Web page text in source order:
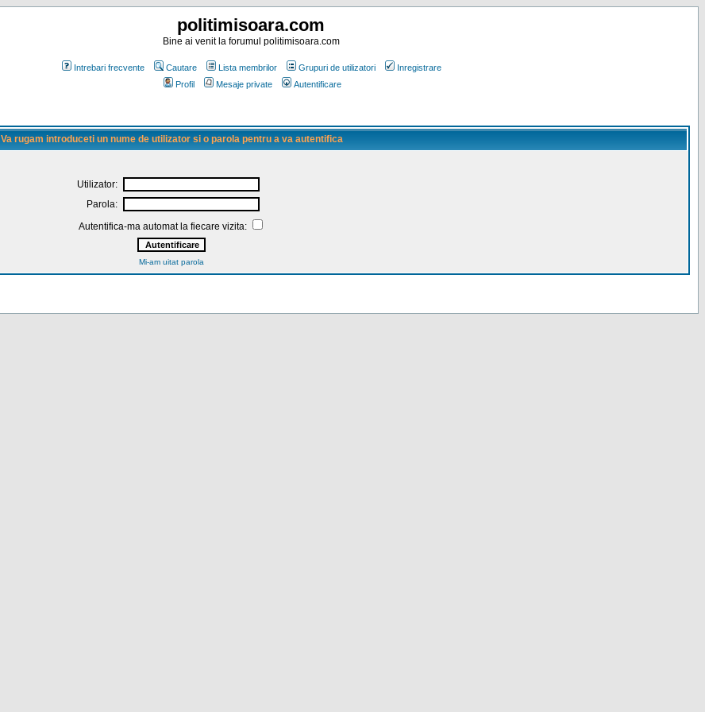
politimisoara.com
Bine ai venit la forumul politimisoara.com
Intrebari frecvente Cautare Lista membrilor Grupuri de utilizatori
Inregistrare
Profil
Mesaje private Autentificare
Va rugam introduceti un nume de utilizator si o parola pentru a va autentifica
Utilizator:
Parola:
Autentifica-ma automat la fiecare vizita:
Mi-am uitat parola